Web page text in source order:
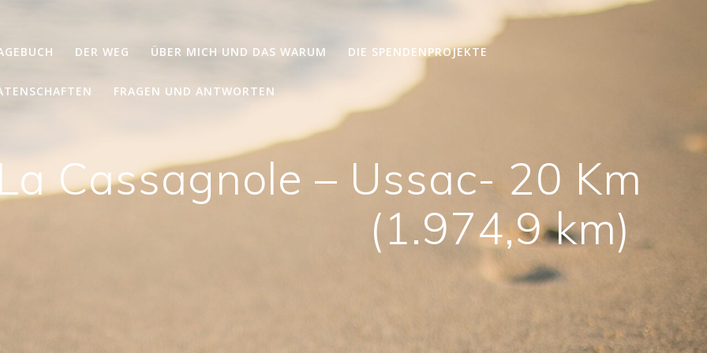
DER WEG ÜBER MICH UND DAS WARUM DIE SPENDENPROJEKTE
FRAGEN UND ANTWORTEN
Cassagnole – Ussac- 20 Km
(1.974,9 km)